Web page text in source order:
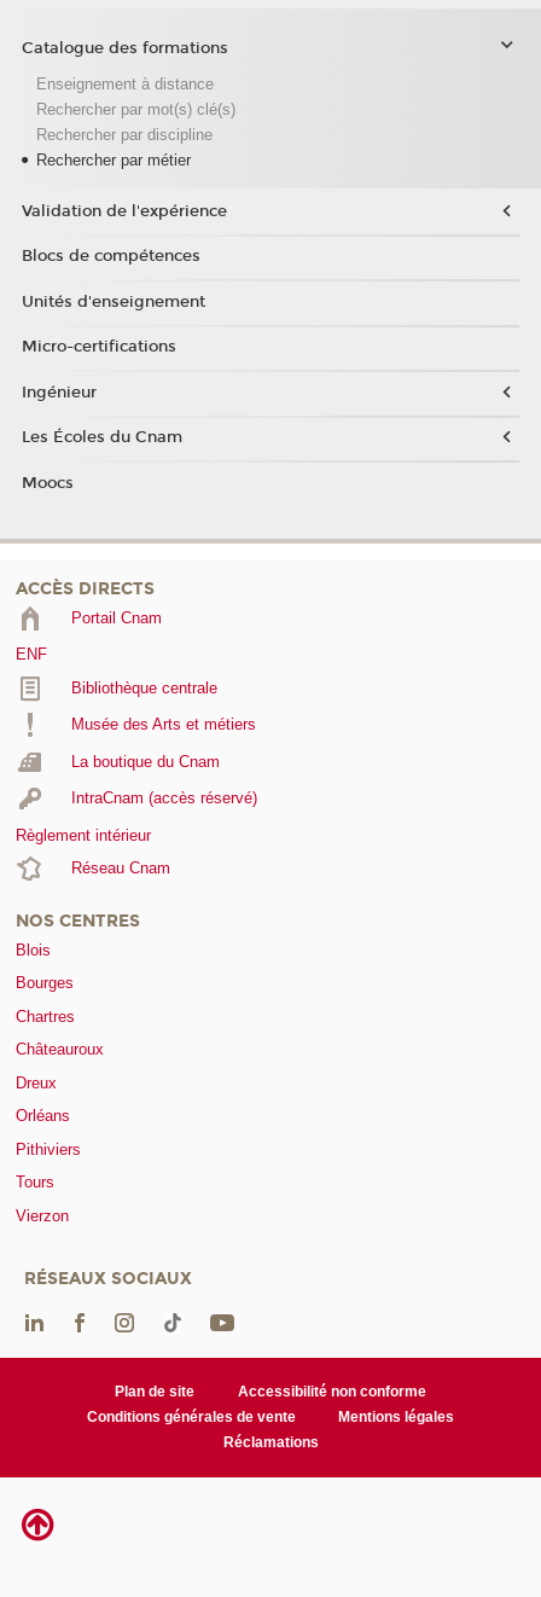
Catalogue des formations
Enseignement à distance
Rechercher par mot(s) clé(s)
Rechercher par discipline
Rechercher par métier
Validation de l'expérience
Blocs de compétences
Unités d'enseignement
Micro-certifications
Ingénieur
Les Écoles du Cnam
Moocs
ACCÈS DIRECTS
Portail Cnam
ENF
Bibliothèque centrale
Musée des Arts et métiers
La boutique du Cnam
IntraCnam (accès réservé)
Règlement intérieur
Réseau Cnam
NOS CENTRES
Blois
Bourges
Chartres
Châteauroux
Dreux
Orléans
Pithiviers
Tours
Vierzon
RÉSEAUX SOCIAUX
Plan de site
Accessibilité non conforme
Conditions générales de vente
Mentions légales
Réclamations